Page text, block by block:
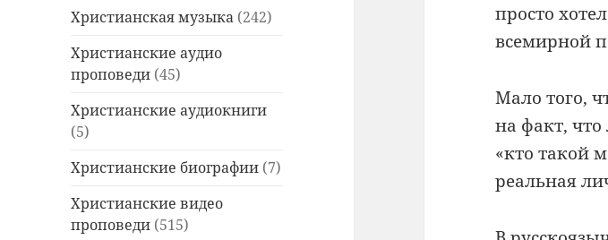
Христианская музыка (242)
Христианские аудио
проповеди (45)
Христианские аудиокниги
(5)
Христианские биографии (7)
Христианские видео
проповеди (515)
просто
всемирной
Мало того,
на факт, что
«кто такой
реальная